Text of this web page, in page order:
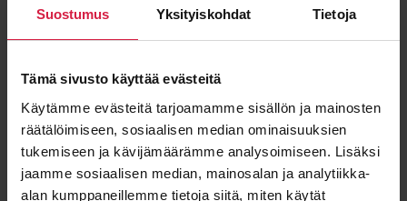
Suostumus Yksityiskohdat Tietoja
Tämä sivusto käyttää evästeitä
Käytämme evästeitä tarjoamamme sisällön ja mainosten
räätälöimiseen, sosiaalisen median ominaisuuksien
tukemiseen ja kävijämäärämme analysoimiseen. Lisäksi
jaamme sosiaalisen median, mainosalan ja analytiikka-
alan kumppaneillemme tietoja siitä, miten käytät
Sukunimi
Sähköposti *